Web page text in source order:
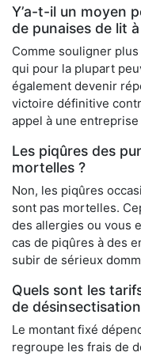
Y’a-t-il un moyen
de punaises de lit
Comme souligner
qui pour la plupart
également devenir
victoire définitive
appel à une
Les piqûres des
mortelles ?
Non, les piqûres
sont pas mortelles.
des allergies ou vous
cas de piqûres à des
subir de sérieux
Quels sont les
de
Le montant fixé
regroupe les frais de